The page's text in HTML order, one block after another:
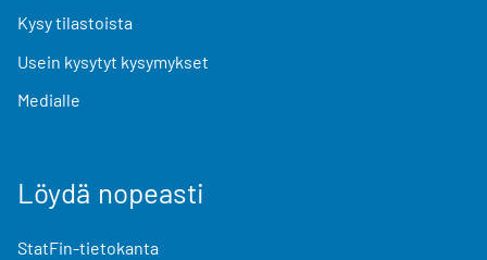
Kysy tilastoista
Usein kysytyt kysymykset
Medialle
Löydä nopeasti
StatFin-tietokanta